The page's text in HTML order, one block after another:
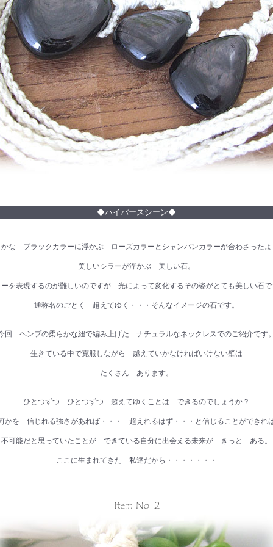
◆ハイパースシーン◆
かな ブラックカラーに浮かぶ ローズカラーとシャンパンカラーが合わさったよ
美しいシラーが浮かぶ 美しい石。
ーを表現するのが難しいのですが 光によって変化するその姿がとても美しい石で
通称名のごとく 超えてゆく・・・そんなイメージの石です。
回 ヘンプの柔らかな紐で編み上げた ナチュラルなネックレスでのご紹介です
生きている中で克服しながら 越えていかなければいけない壁は
たくさん あります。
ひとつずつ ひとつずつ 超えてゆくことは できるのでしょうか？
かを 信じれる強さがあれば・・・ 超えれるはず・・・と信じることができれ
不可能だと思っていたことが できている自分に出会える未来が きっと ある。
ここに生まれてきた 私達だから・・・・・・・